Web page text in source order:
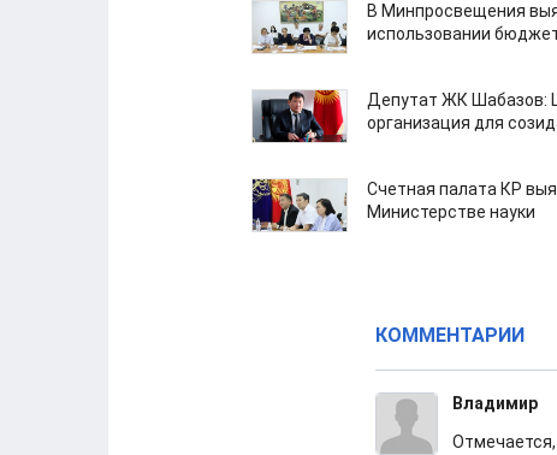
В Минпросвещения
использовании
Депутат ЖК Шабазов:
организация для
Счетная палата КР
Министерстве науки
КОММЕНТАРИИ
Владимир